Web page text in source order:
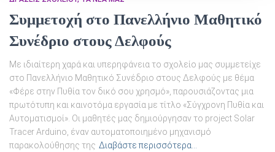
Συμμετοχή στο Πανελλήνιο Μαθητικό
Συνέδριο στους Δελφούς
Με ιδιαίτερη χαρά και υπερηφάνεια το σχολείο μας συμμετείχε
στο Πανελλήνιο Μαθητικό Συνέδριο στους Δελφούς με θέμα
«Φέρε στην Πυθία τον δικό σου χρησμό», παρουσιάζοντας μια
πρωτότυπη και καινοτόμα εργασία με τίτλο «Σύγχρονη Πυθία και
Αυτοματισμοί». Οι μαθητές μας δημιούργησαν το project Solar
Tracer Arduino, έναν αυτοματοποιημένο μηχανισμό
παρακολούθησης της Διαβάστε περισσότερα…